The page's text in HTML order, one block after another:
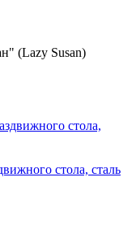
(Lazy Susan)
стола, сталь